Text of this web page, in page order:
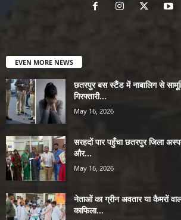
EVEN MORE NEWS
छतरपुर बस स्टैंड में नाबालिग से
गिरफ्तारी...
May 16, 2026
सरहदों पार पहुँचा छतरपुर जिला
और...
May 16, 2026
नेताओं का ग्रीन अवतार या कैमरों
काफिला...